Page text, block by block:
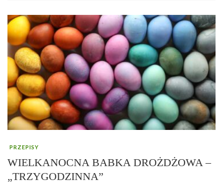
PRZEPISY
WIELKANOCNA BABKA DROŻDŻOWA –
„TRZYGODZINNA”